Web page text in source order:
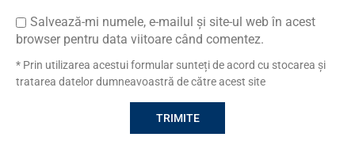
Salvează-mi numele, e-mailul și site-ul web în acest
browser pentru data viitoare când comentez.
* Prin utilizarea acestui formular sunteți de acord cu stocarea și
tratarea datelor dumneavoastră de către acest site